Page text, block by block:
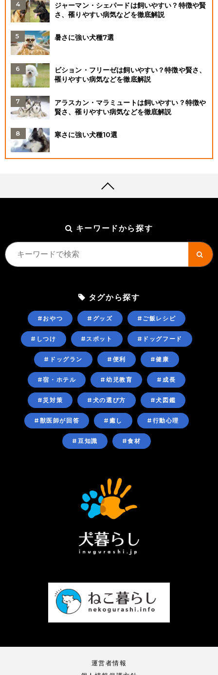
ジャーマン・シェパードは飼いやすい？特徴や賢
さ、罹りやすい病気などを徹底解説
暑さに強い犬種7選
ビション・フリーゼは飼いやすい？特徴や賢さ、
罹りやすい病気などを徹底解説
アラスカン・マラミュートは飼いやすい？特徴や
賢さ、罹りやすい病気などを徹底解説
寒さに強い犬種10選
キーワードから探す
タグから探す
#おやつ #グッズ #ご飯レシピ
#しつけ #スポット #ドッグフード
#ドッグラン #便利 #健康
#宿・ホテル #幼児教育 #成長
#災対策 #犬の選び方 #犬図鑑
#獣医師が回答 #癒し #行動心理
#豆知識 #食材
運営者情報